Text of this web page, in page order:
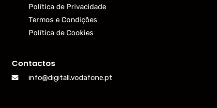
Política de Privacidade
Termos e Condições
Política de Cookies
Contactos
info@digitall.vodafone.pt